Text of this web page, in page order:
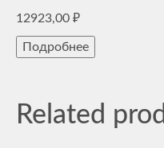
12923,00 ₽
Подробнее
Related